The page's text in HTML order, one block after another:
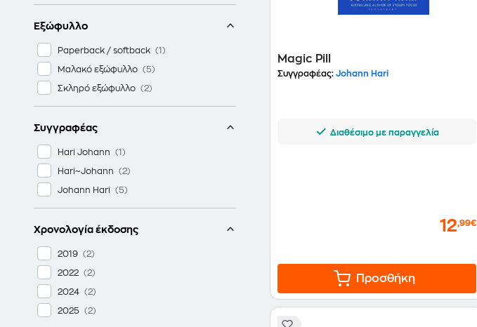
Εξώφυλλο
Paperback / softback
Μαλακό εξώφυλλο
Σκληρό εξώφυλλο
Συγγραφέας
Hari Johann
Hari~Johann
Johann Hari
Χρονολογία έκδοσης
2019
2022
2024
2025
Magic Pill
Συγγραφέας: Johann Hari
Διαθέσιμο με παραγγελία
12,99€
Προσθήκη